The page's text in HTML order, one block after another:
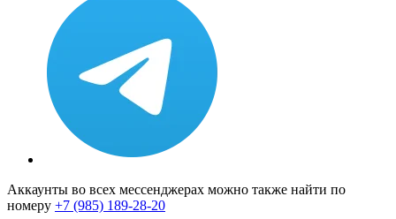
Аккаунты во всех мессенджерах можно также найти по
номеру +7 (985) 189-28-20